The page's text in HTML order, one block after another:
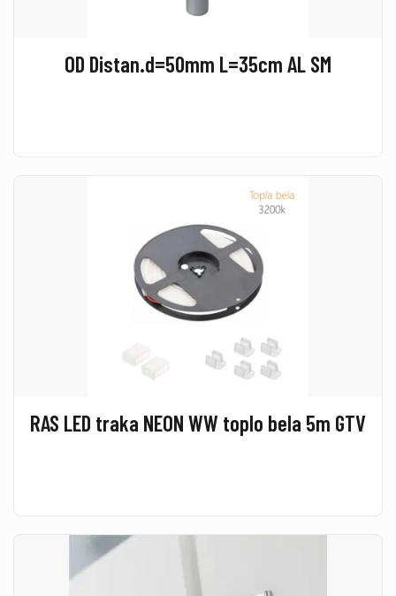
OD Distan.d=50mm L=35cm AL SM
RAS LED traka NEON WW toplo bela 5m GTV